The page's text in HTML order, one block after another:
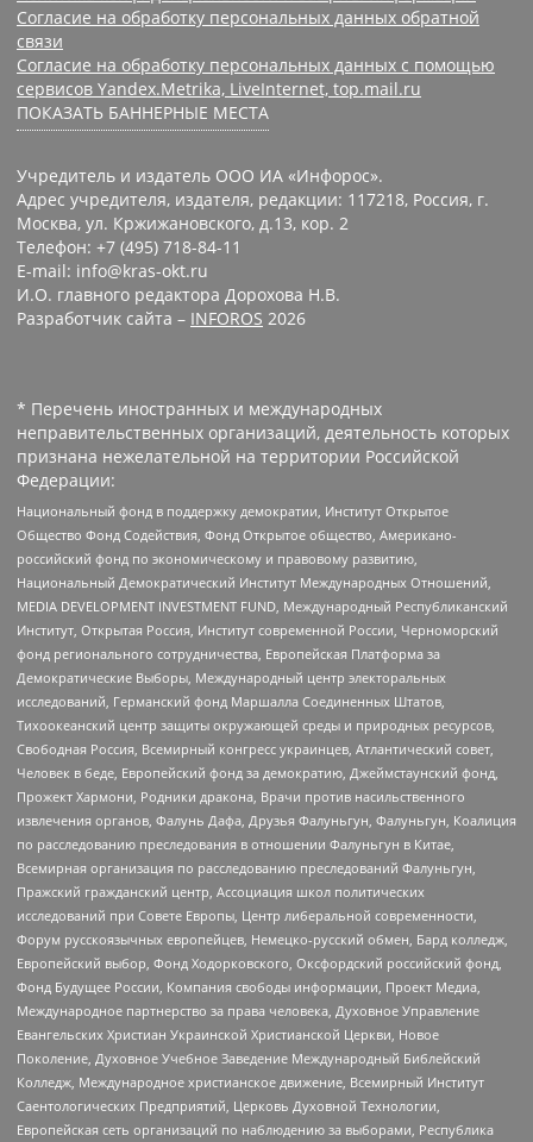
Согласие на обработку персональных данных обратной
связи
Согласие на обработку персональных данных с помощью
сервисов Yandex.Metrika, LiveInternet, top.mail.ru
ПОКАЗАТЬ БАННЕРНЫЕ МЕСТА
Учредитель и издатель ООО ИА «Инфорос».
Адрес учредителя, издателя, редакции: 117218, Россия, г.
Москва, ул. Кржижановского, д.13, кор. 2
Телефон: +7 (495) 718-84-11
E-mail: info@kras-okt.ru
И.О. главного редактора Дорохова Н.В.
Разработчик сайта – INFOROS 2026
* Перечень иностранных и международных
неправительственных организаций, деятельность которых
признана нежелательной на территории Российской
Федерации:
Национальный фонд в поддержку демократии, Институт Открытое
Общество Фонд Содействия, Фонд Открытое общество, Американо-
российский фонд по экономическому и правовому развитию,
Национальный Демократический Институт Международных Отношений,
MEDIA DEVELOPMENT INVESTMENT FUND, Международный Республиканский
Институт, Открытая Россия, Институт современной России, Черноморский
фонд регионального сотрудничества, Европейская Платформа за
Демократические Выборы, Международный центр электоральных
исследований, Германский фонд Маршалла Соединенных Штатов,
Тихоокеанский центр защиты окружающей среды и природных ресурсов,
Свободная Россия, Всемирный конгресс украинцев, Атлантический совет,
Человек в беде, Европейский фонд за демократию, Джеймстаунский фонд,
Прожект Хармони, Родники дракона, Врачи против насильственного
извлечения органов, Фалунь Дафа, Друзья Фалуньгун, Фалуньгун, Коалиция
по расследованию преследования в отношении Фалуньгун в Китае,
Всемирная организация по расследованию преследований Фалуньгун,
Пражский гражданский центр, Ассоциация школ политических
исследований при Совете Европы, Центр либеральной современности,
Форум русскоязычных европейцев, Немецко-русский обмен, Бард колледж,
Европейский выбор, Фонд Ходорковского, Оксфордский российский фонд,
Фонд Будущее России, Компания свободы информации, Проект Медиа,
Международное партнерство за права человека, Духовное Управление
Евангельских Христиан Украинской Христианской Церкви, Новое
Поколение, Духовное Учебное Заведение Международный Библейский
Колледж, Международное христианское движение, Всемирный Институт
Саентологических Предприятий, Церковь Духовной Технологии,
Европейская сеть организаций по наблюдению за выборами, Республика